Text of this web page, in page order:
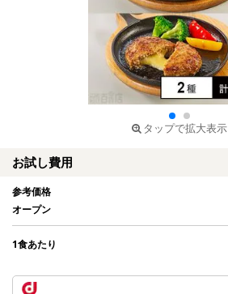
タップで拡大表示
お試し費用
参考価格
オープン
1食あたり